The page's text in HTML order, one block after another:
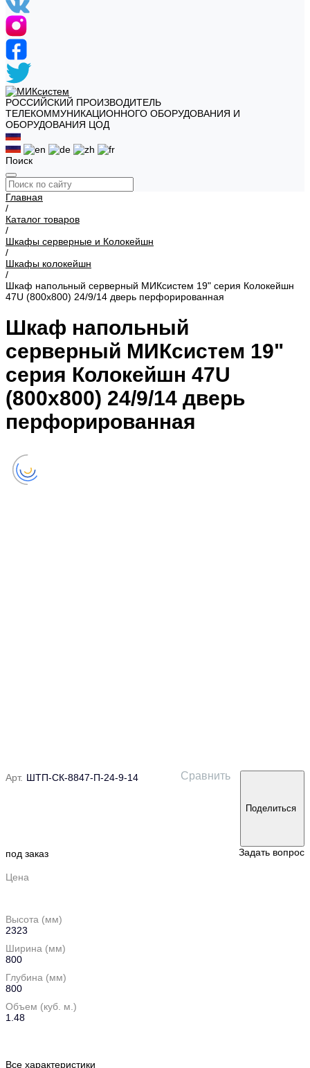
РОССИЙСКИЙ ПРОИЗВОДИТЕЛЬ
ТЕЛЕКОММУНИКАЦИОННОГО ОБОРУДОВАНИЯ И
ОБОРУДОВАНИЯ ЦОД
Поиск
Главная
/
Каталог товаров
/
Шкафы серверные и Колокейшн
/
Шкафы колокейшн
/
Шкаф напольный серверный МИКсистем 19" серия Колокейшн
47U (800х800) 24/9/14 дверь перфорированная
Шкаф напольный
серверный МИКсистем 19"
серия Колокейшн 47U
(800х800) 24/9/14 дверь
перфорированная
Арт. ШТП-CК-8847-П-24-9-14 Сравнить
Поделиться
под заказ Задать вопрос
Цена
Высота (мм)
2323
Ширина (мм)
800
Глубина (мм)
800
Объем (куб. м.)
1.48
Все характеристики